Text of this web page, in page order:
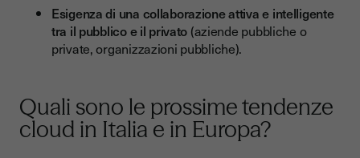
Esigenza di una collaborazione attiva e intelligente
tra il pubblico e il privato (aziende pubbliche o
private, organizzazioni pubbliche).
Quali sono le prossime tendenze
cloud in Italia e in Europa?